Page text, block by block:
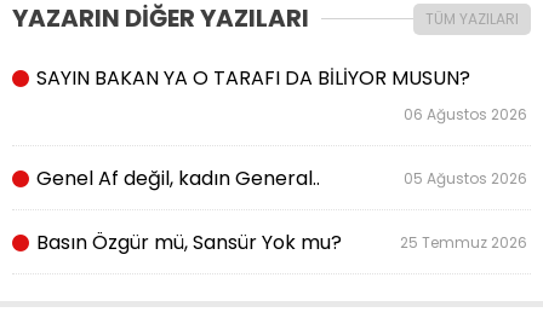
YAZARIN DİĞER YAZILARI TÜM YAZILARI
SAYIN BAKAN YA O TARAFI DA BİLİYOR MUSUN?
06 Ağustos 2026
Genel Af değil, kadın General.. 05 Ağustos 2026
Basın Özgür mü, Sansür Yok mu? 25 Temmuz 2026